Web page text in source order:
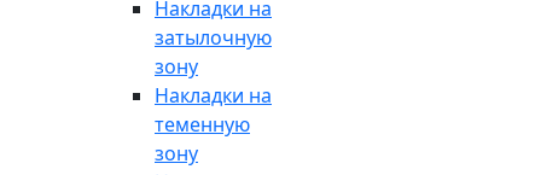
Накладки на
затылочную
зону
Накладки на
теменную
зону